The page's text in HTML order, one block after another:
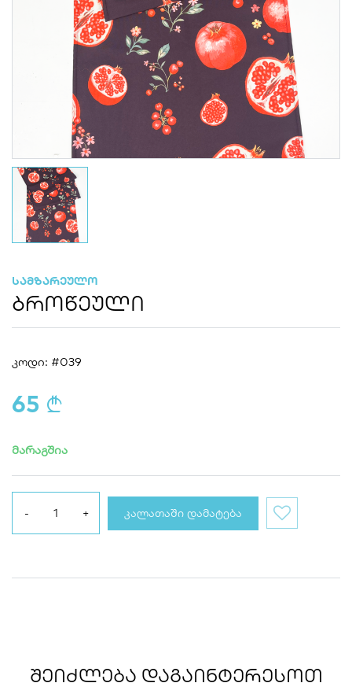
სამზარეულო
ᲑᲠᲝᲬᲔᲣᲚᲘ
კოდი: #039
65 a
მარაგშია
ᲙᲐᲚᲐᲗᲐᲨᲘ ᲓᲐᲛᲐᲢᲔᲑᲐ
ᲨᲔᲘᲫᲚᲔᲑᲐ ᲓᲐᲒᲐᲘᲜᲢᲔᲠᲔᲡᲝᲗ